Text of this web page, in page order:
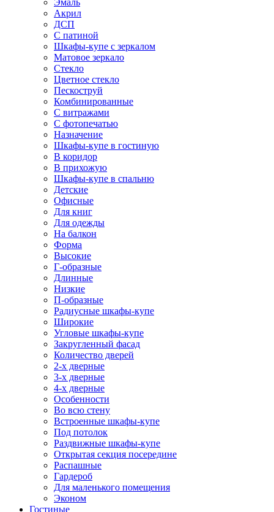
Эмаль
Акрил
ДСП
С патиной
Шкафы-купе с зеркалом
Матовое зеркало
Стекло
Цветное стекло
Пескоструй
Комбинированные
С витражами
С фотопечатью
Назначение
Шкафы-купе в гостиную
В коридор
В прихожую
Шкафы-купе в спальню
Детские
Офисные
Для книг
Для одежды
На балкон
Форма
Высокие
Г-образные
Длинные
Низкие
П-образные
Радиусные шкафы-купе
Широкие
Угловые шкафы-купе
Закругленный фасад
Количество дверей
2-х дверные
3-х дверные
4-х дверные
Особенности
Во всю стену
Встроенные шкафы-купе
Под потолок
Раздвижные шкафы-купе
Открытая секция посередине
Распашные
Гардероб
Для маленького помещения
Эконом
Гостиные